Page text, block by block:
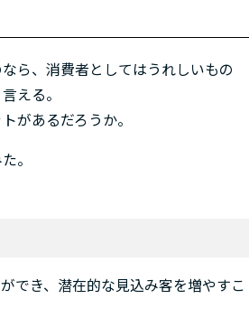
ら、消費者としてはうれしいもの
える。
があるだろうか。
。
でき、潜在的な見込み客を増やすこ